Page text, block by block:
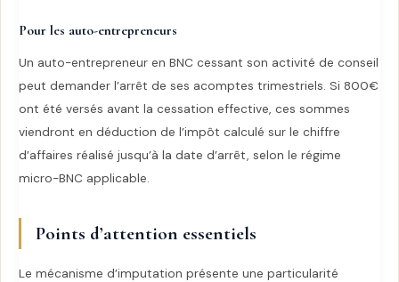
Pour les auto-entrepreneurs
Un auto-entrepreneur en BNC cessant son activité de conseil
peut demander l’arrêt de ses acomptes trimestriels. Si 800€
ont été versés avant la cessation effective, ces sommes
viendront en déduction de l’impôt calculé sur le chiffre
d’affaires réalisé jusqu’à la date d’arrêt, selon le régime
micro-BNC applicable.
Points d’attention essentiels
Le mécanisme d’imputation présente une particularité